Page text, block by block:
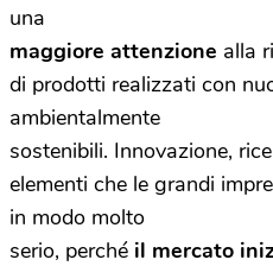
una
maggiore attenzione alla
di prodotti realizzati con
ambientalmente
sostenibili. Innovazione,
elementi che le grandi
in modo molto
serio, perché il mercato